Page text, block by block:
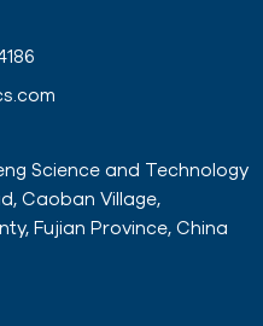
Science and Technology
Caoban Village,
Fujian Province, China